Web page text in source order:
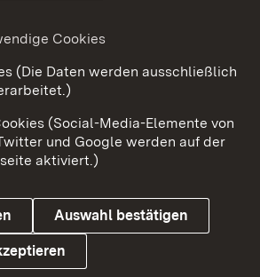
Kontakt
Datenschutz
Cookies
(Die Daten werden ausschließlich
(Social-Media-Elemente von
und Google werden auf der
aktiviert.)
Auswahl bestätigen